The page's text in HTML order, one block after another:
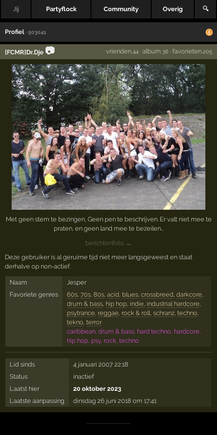
Jij Partyflock Community Overig 🔍
Profiel · 503041
[FCMR]Dr.Dje 📷 vrienden,44· album ,36 · favorieten,205
Met geen stem te bezingen, Geen pen te beschrijven. Er valt niet mee te
praten, en geen land mee te bezeilen...
berichtenfoto →
Deze gebruiker is al geruime tijd niet meer langsgeweest en staat
derhalve op non-actief.
Naam
Jesper
Favoriete genres
60s, 70s, 80s, acid, blues, crossbreed, darkcore,
drum & bass, hip hop, indie, industrial hardcore,
psytrance, reggae, rock & roll, schranz, techno,
tekno, terror
caribbean, drum & bass, hard techno, hardcore,
hip hop, psy, rock, techno
Lid sinds
4 januari 2007 22:18
Status
inactief
Laatst hier
20 oktober 2023
Laatste aanpassing
dinsdag 26 juni 2018 om 17:41